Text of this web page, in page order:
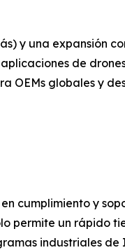
y una expansión
de
OEMs globales y
cumplimiento y
permite un rápido
industriales de